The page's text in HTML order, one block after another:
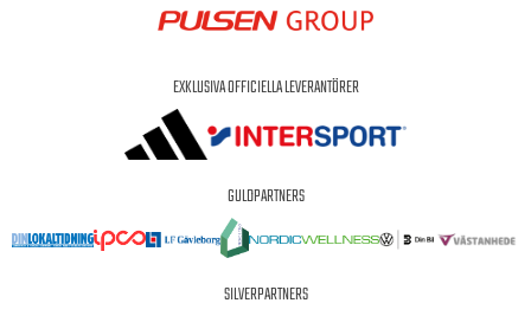
EXKLUSIVA OFFICIELLA LEVERANTÖRER
GULDPARTNERS
SILVERPARTNERS